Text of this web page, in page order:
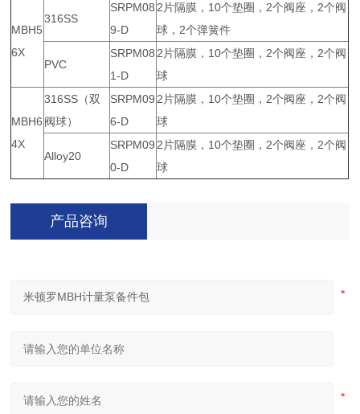
MBH5
6X
316SS
SRPM08
9-D
2片隔膜，10个垫圈，2个阀座，2个阀
球，2个弹簧件
PVC
SRPM08
1-D
2片隔膜，10个垫圈，2个阀座，2个阀
球
MBH6
4X
316SS（双
阀球）
SRPM09
6-D
2片隔膜，10个垫圈，2个阀座，2个阀
球
Alloy20
SRPM09
0-D
2片隔膜，10个垫圈，2个阀座，2个阀
球
产品咨询